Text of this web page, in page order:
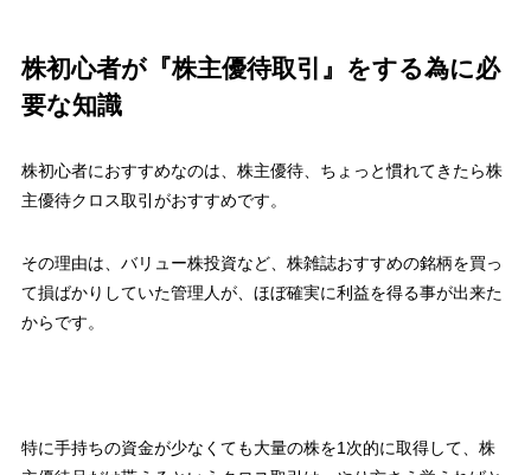
株初心者が『株主優待取引』をする為に必
要な知識
株初心者におすすめなのは、株主優待、ちょっと慣れてきたら株
主優待クロス取引 がおすすめです。
その理由は、バリュー株投資など、株雑誌おすすめの銘柄を買っ
て損ばかりしていた管理人が、ほぼ確実に利益を得る事が出来た
からです。
特に手持ちの資金が少なくても大量の株を1次的に取得して、株